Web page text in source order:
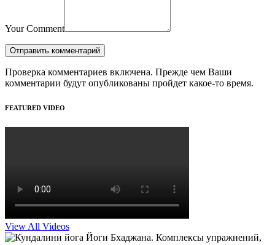
Your Comment
Проверка комментариев включена. Прежде чем Ваши
комментарии будут опубликованы пройдет какое-то время.
FEATURED VIDEO
View All Videos